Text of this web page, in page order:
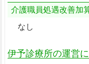
介護職員処遇改善加
なし
伊予診療所の運営